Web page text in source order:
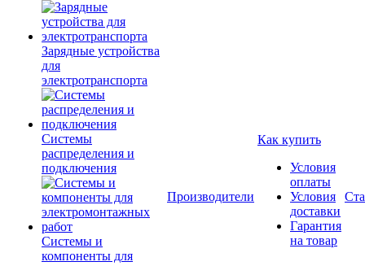
Зарядные устройства
для
электротранспорта
Системы
распределения и
подключения
Системы и
компоненты для
Производители
Как купить
Условия
оплаты
Условия
доставки
Гарантия
на товар